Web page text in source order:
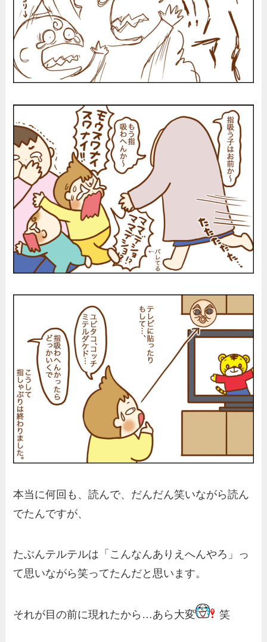
本当に何回も、読んで、だんだん笑いながら読ん
でたんですが、
たぶんテルテルは「こんなんありえへんやろ」っ
て思いながら笑ってたんだと思います。
それが目の前に現れたから…あら大変 笑